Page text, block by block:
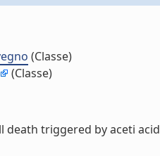
(Classe)
(Classe)
death triggered by aceti